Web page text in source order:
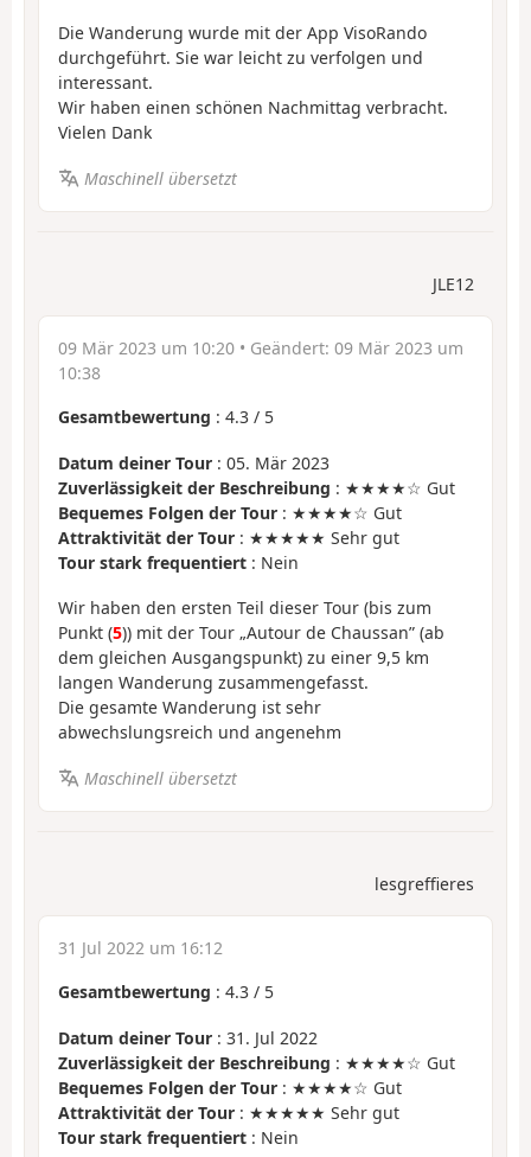
Die Wanderung wurde mit der App VisoRando
durchgeführt. Sie war leicht zu verfolgen und
interessant.
Wir haben einen schönen Nachmittag verbracht.
Vielen Dank
Maschinell übersetzt
JLE12
09 Mär 2023 um 10:20 • Geändert: 09 Mär 2023 um
10:38
Gesamtbewertung : 4.3 / 5
Datum deiner Tour : 05. Mär 2023
Zuverlässigkeit der Beschreibung : ★★★★☆ Gut
Bequemes Folgen der Tour : ★★★★☆ Gut
Attraktivität der Tour : ★★★★★ Sehr gut
Tour stark frequentiert : Nein
Wir haben den ersten Teil dieser Tour (bis zum
Punkt (5)) mit der Tour „Autour de Chaussan” (ab
dem gleichen Ausgangspunkt) zu einer 9,5 km
langen Wanderung zusammengefasst.
Die gesamte Wanderung ist sehr
abwechslungsreich und angenehm
Maschinell übersetzt
lesgreffieres
31 Jul 2022 um 16:12
Gesamtbewertung : 4.3 / 5
Datum deiner Tour : 31. Jul 2022
Zuverlässigkeit der Beschreibung : ★★★★☆ Gut
Bequemes Folgen der Tour : ★★★★☆ Gut
Attraktivität der Tour : ★★★★★ Sehr gut
Tour stark frequentiert : Nein